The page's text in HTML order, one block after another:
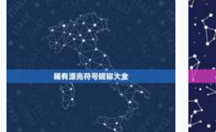
5、吉利聚财的字两个字:类似吉利
哪些？